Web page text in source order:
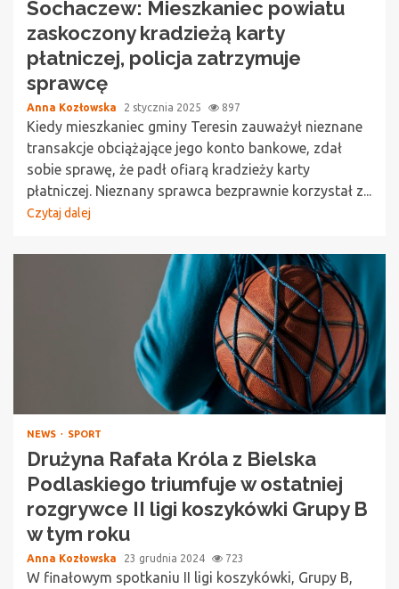
Sochaczew: Mieszkaniec powiatu
zaskoczony kradzieżą karty
płatniczej, policja zatrzymuje
sprawcę
Anna Kozłowska 2 stycznia 2025 897
Kiedy mieszkaniec gminy Teresin zauważył nieznane
transakcje obciążające jego konto bankowe, zdał
sobie sprawę, że padł ofiarą kradzieży karty
płatniczej. Nieznany sprawca bezprawnie korzystał z...
Czytaj dalej
NEWS SPORT
Drużyna Rafała Króla z Bielska
Podlaskiego triumfuje w ostatniej
rozgrywce II ligi koszykówki Grupy B
w tym roku
Anna Kozłowska 23 grudnia 2024 723
W finałowym spotkaniu II ligi koszykówki, Grupy B,